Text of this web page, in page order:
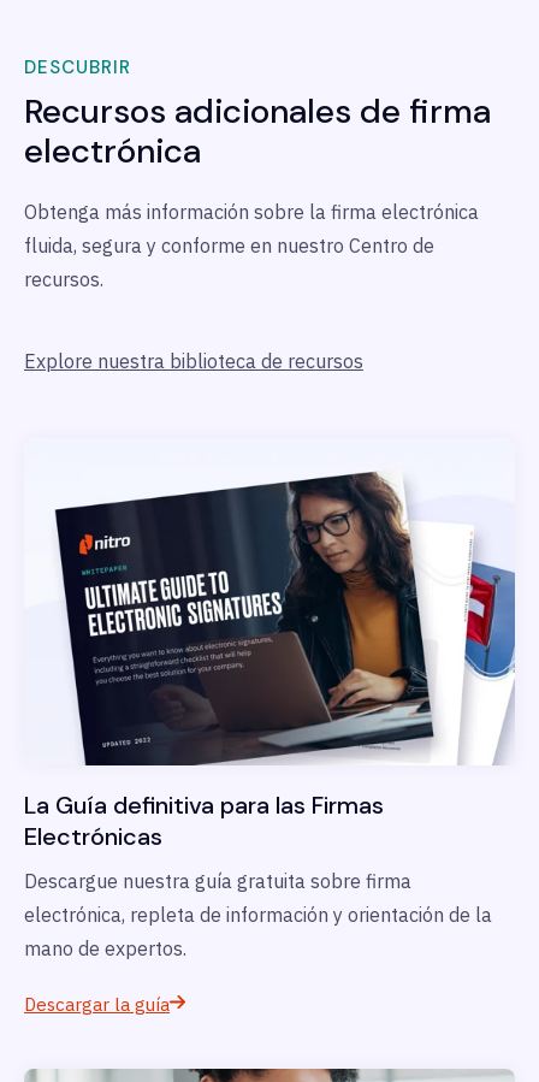
DESCUBRIR
Recursos adicionales de firma
electrónica
Obtenga más información sobre la firma electrónica
fluida, segura y conforme en nuestro Centro de
recursos.
Explore nuestra biblioteca de recursos
La Guía definitiva para las Firmas
Electrónicas
Descargue nuestra guía gratuita sobre firma
electrónica, repleta de información y orientación de la
mano de expertos.
Descargar la guía